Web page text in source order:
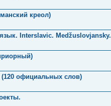
креол)
Interslavic. Medžuslovjansky.
официальных слов)